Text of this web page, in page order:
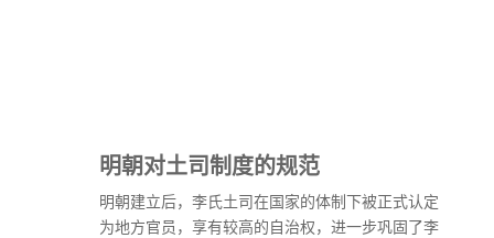
明朝对土司制度的规范
明朝建立后，李氏土司在国家的体制下被正式认定
为地方官员，享有较高的自治权，进一步巩固了李